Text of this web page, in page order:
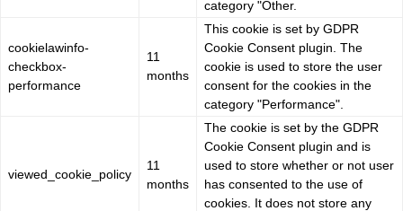
category "Other.
cookielawinfo-
checkbox-
performance
11
months
This cookie is set by GDPR
Cookie Consent plugin. The
cookie is used to store the user
consent for the cookies in the
category "Performance".
viewed_cookie_policy
11
months
The cookie is set by the GDPR
Cookie Consent plugin and is
used to store whether or not user
has consented to the use of
cookies. It does not store any